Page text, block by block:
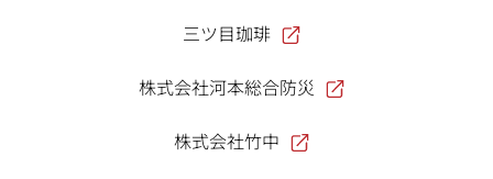
三ツ目珈琲
株式会社河本総合防災
株式会社竹中